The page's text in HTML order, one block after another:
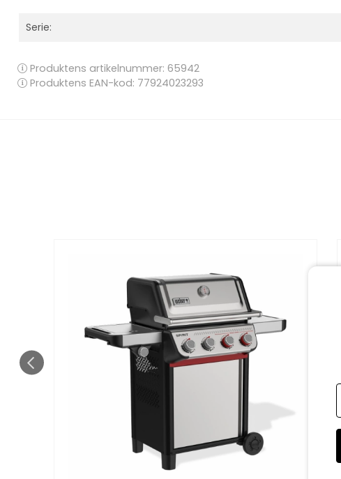
Serie:
Produktens artikelnummer: 65942
Produktens EAN-kod: 77924023293